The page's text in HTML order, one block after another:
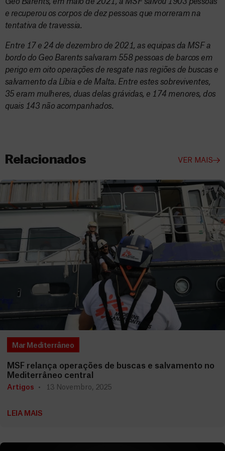
e recuperou os corpos de dez pessoas que morreram na
tentativa de travessia.
Entre 17 e 24 de dezembro de 2021, as equipas da MSF a
bordo do Geo Barents salvaram 558 pessoas de barcos em
perigo em oito operações de resgate nas regiões de buscas e
salvamento da Líbia e de Malta. Entre estes sobreviventes,
35 eram mulheres, duas delas grávidas, e 174 menores, dos
quais 143 não acompanhados.
Relacionados VER MAIS
Mar Mediterrâneo
MSF relança operações de buscas e salvamento no
Mediterrâneo central
Artigos 13 Novembro, 2025
LEIA MAIS